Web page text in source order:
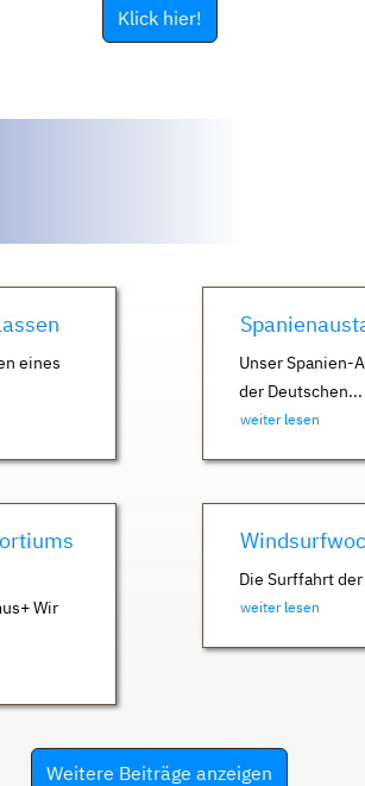
Klick hier!
eines
Unser Spanien-
der Deutschen...
weiter lesen
Wir
Die Surffahrt
weiter lesen
Weitere Beiträge anzeigen